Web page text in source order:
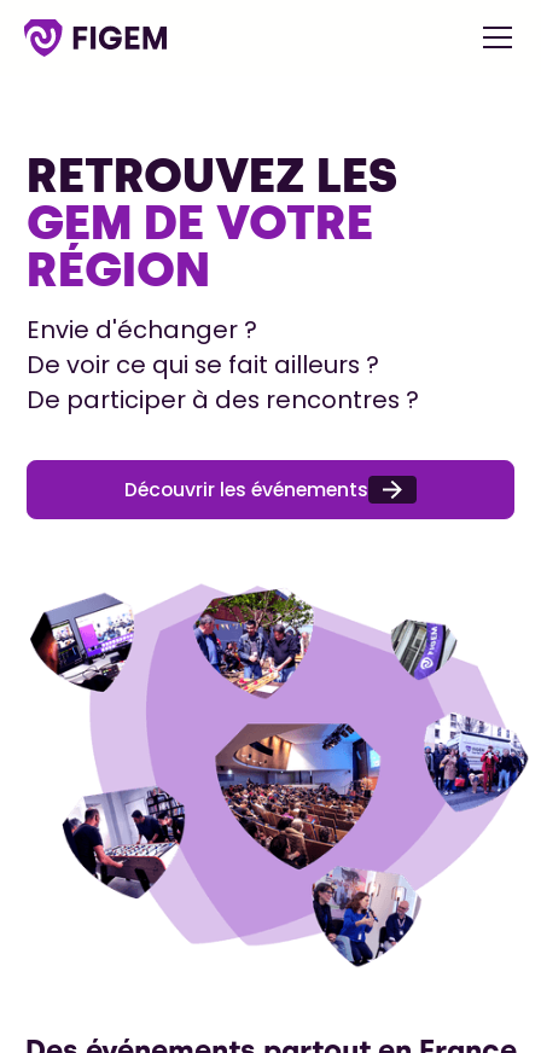
RETROUVEZ LES
GEM DE VOTRE
RÉGION
Envie d'échanger ?
De voir ce qui se fait ailleurs ?
De participer à des rencontres ?
Découvrir les événements